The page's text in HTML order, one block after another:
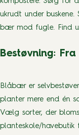
ukrudt under
bær mod fugle. Find
Bestøvning:
Blåbær er
planter mere end én
Vælg sorter, der
planteskole/